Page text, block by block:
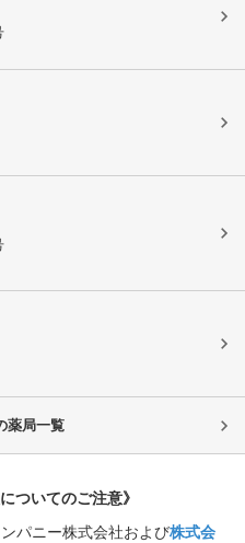
薬局一覧
ついてのご注意》
パニー株式会社および株式会